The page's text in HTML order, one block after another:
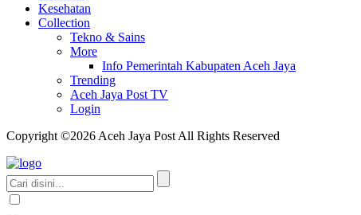
Kesehatan
Collection
Tekno & Sains
More
Info Pemerintah Kabupaten Aceh Jaya
Trending
Aceh Jaya Post TV
Login
Copyright ©2026 Aceh Jaya Post All Rights Reserved